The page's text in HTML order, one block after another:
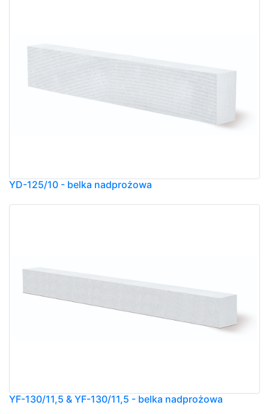
YD-125/10 - belka nadprożowa
YF-130/11,5 & YF-130/11,5 - belka nadprożowa